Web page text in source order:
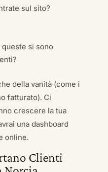
sul sito?
si sono
della vanità (come i
fatturato). Ci
crescere la tua
una dashboard
online.
Clienti